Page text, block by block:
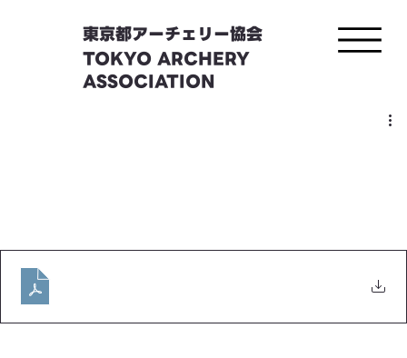
東京都アーチェリー協会
TOKYO ARCHERY
ASSOCIATION